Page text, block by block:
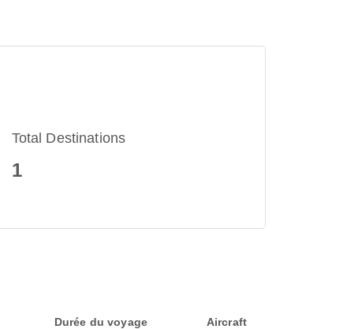
Total Destinations
1
Durée du voyage Aircraft